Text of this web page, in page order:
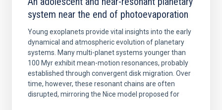
system near the end of photoevaporation
Young exoplanets provide vital insights into the early
dynamical and atmospheric evolution of planetary
systems. Many multi-planet systems younger than
100 Myr exhibit mean-motion resonances, probably
established through convergent disk migration. Over
time, however, these resonant chains are often
disrupted, mirroring the Nice model proposed for